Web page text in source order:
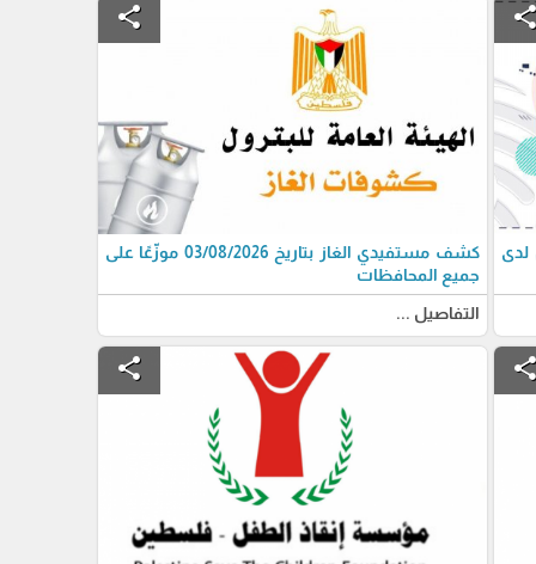
share
لدى
share
كشف مستفيدي الغاز بتاريخ 03/08/2026 موزّعًا على
جميع المحافظات
التفاصيل ...
share
share